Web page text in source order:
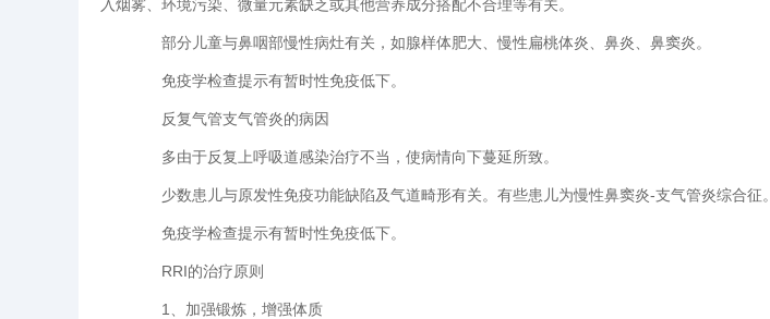
入烟雾、环境污染、微量元素缺乏或其他营养成分搭配不合理等有关。
部分儿童与鼻咽部慢性病灶有关，如腺样体肥大、慢性扁桃体炎、鼻炎、鼻窦炎。
免疫学检查提示有暂时性免疫低下。
反复气管支气管炎的病因
多由于反复上呼吸道感染治疗不当，使病情向下蔓延所致。
少数患儿与原发性免疫功能缺陷及气道畸形有关。有些患儿为慢性鼻窦炎-支气管炎综合征。
免疫学检查提示有暂时性免疫低下。
RRI的治疗原则
1、加强锻炼，增强体质